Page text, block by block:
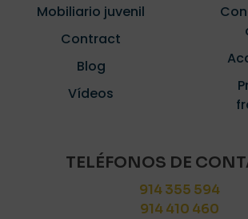
Mobiliario juvenil
Contract
Blog
Vídeos
TELÉFONOS DE
914 355 594
914 410 460